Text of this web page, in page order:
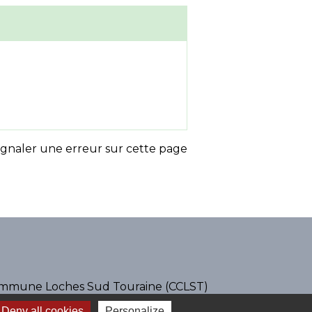
une erreur sur cette page
Loches Sud Touraine (CCLST)
et Loire